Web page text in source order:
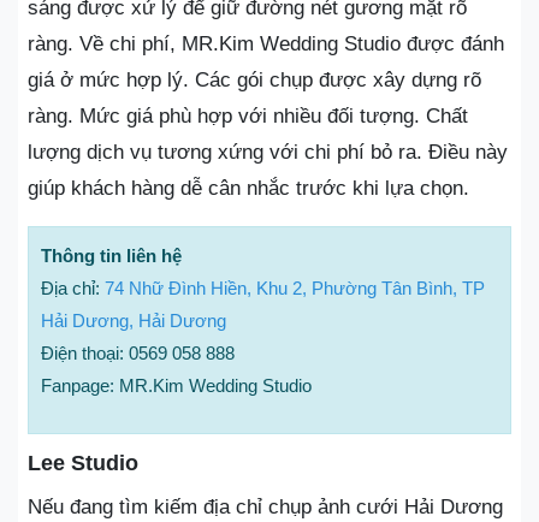
sáng được xử lý để giữ đường nét gương mặt rõ
ràng. Về chi phí, MR.Kim Wedding Studio được đánh
giá ở mức hợp lý. Các gói chụp được xây dựng rõ
ràng. Mức giá phù hợp với nhiều đối tượng. Chất
lượng dịch vụ tương xứng với chi phí bỏ ra. Điều này
giúp khách hàng dễ cân nhắc trước khi lựa chọn.
Thông tin liên hệ
Địa chỉ: 74 Nhữ Đình Hiền, Khu 2, Phường Tân Bình, TP
Hải Dương, Hải Dương
Điện thoại: 0569 058 888
Fanpage: MR.Kim Wedding Studio
Lee Studio
Nếu đang tìm kiếm địa chỉ chụp ảnh cưới Hải Dương